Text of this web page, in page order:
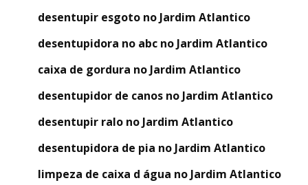
desentupir esgoto no Jardim Atlantico
desentupidora no abc no Jardim Atlantico
caixa de gordura no Jardim Atlantico
desentupidor de canos no Jardim Atlantico
desentupir ralo no Jardim Atlantico
desentupidora de pia no Jardim Atlantico
limpeza de caixa d água no Jardim Atlantico